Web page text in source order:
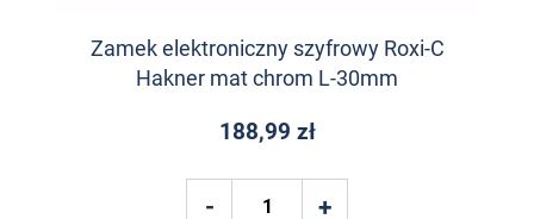
Zamek elektroniczny szyfrowy Roxi-C
Hakner mat chrom L-30mm
188,99 zł